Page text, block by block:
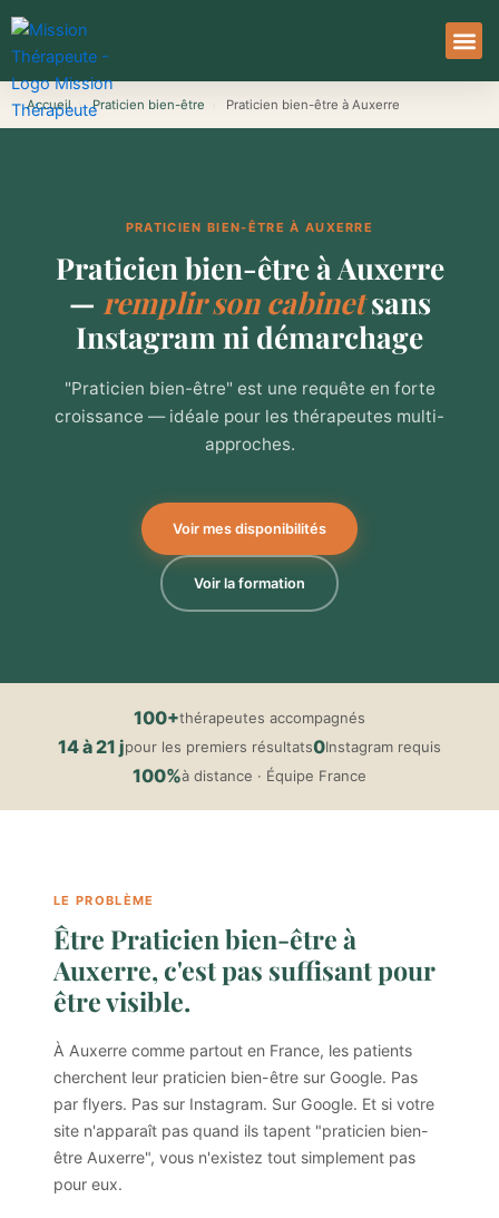
Aller
au
contenu
Accueil › Praticien bien-être Praticien bien-être à Auxerre
PRATICIEN BIEN-ÊTRE À AUXERRE
Praticien bien-être à Auxerre
— remplir son cabinetsans
Instagram ni démarchage
"Praticien bien-être" est une requête en forte
croissance — idéale pour les thérapeutes multi-
approches.
Voir mes disponibilités
Voir la formation
100+thérapeutes accompagnés
14 à 21 jpour les premiers résultats0Instagram requis
100%à distance · Équipe France
LE PROBLÈME
Être Praticien bien-être à
Auxerre, c'est pas suffisant pour
être visible.
À Auxerre comme partout en France, les patients
cherchent leur praticien bien-être sur Google. Pas
par flyers. Pas sur Instagram. Sur Google. Et si votre
site n'apparaît pas quand ils tapent "praticien bien-
être Auxerre", vous n'existez tout simplement pas
pour eux.